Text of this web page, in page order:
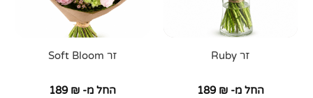
זר Ruby
החל מ- 189 ₪
זר Soft Bloom
החל מ- 189 ₪